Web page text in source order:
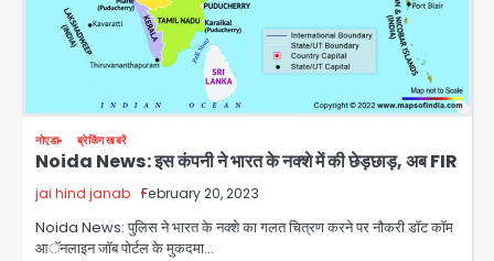
नोएडा ब्रेकिंग खबरें
Noida News: इस कंपनी ने भारत के नक्शे में की छेड़छाड़, अब FIR
jai hind janab February 20, 2023
Noida News: पुलिस ने भारत के नक्शे का गलत चित्रण करने पर नौकरी डाॅट काॅम
आॅनलाइन जॉब पोर्टल के मुकदमा…